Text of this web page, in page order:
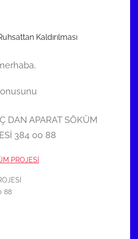
Kaldırılması
DAN APARAT SÖKÜM
384 00 88
88